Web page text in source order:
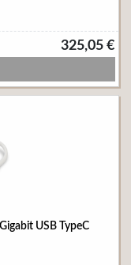
325,05 €
USB TypeC